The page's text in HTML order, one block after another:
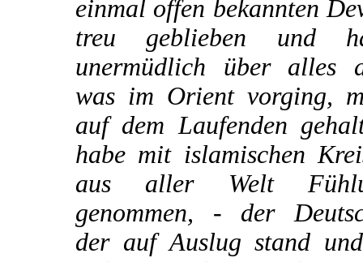
einmal offen bekannten
treu geblieben und
unermüdlich über alles
was im Orient vorging,
auf dem Laufenden
habe mit islamischen
aus aller Welt
genommen, - der
der auf Auslug stand